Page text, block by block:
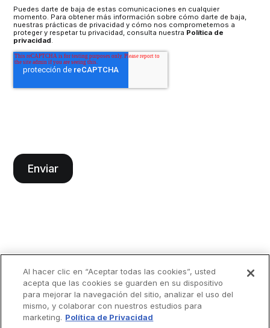
Puedes darte de baja de estas comunicaciones en cualquier
momento. Para obtener más información sobre cómo darte de baja,
nuestras prácticas de privacidad y cómo nos comprometemos a
proteger y respetar tu privacidad, consulta nuestra Política de
privacidad.
Al hacer clic en “Aceptar todas las cookies”, usted
acepta que las cookies se guarden en su dispositivo
para mejorar la navegación del sitio, analizar el uso del
mismo, y colaborar con nuestros estudios para
marketing. Política de Privacidad